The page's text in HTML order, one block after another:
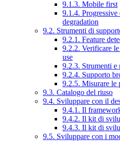
9.1.3. Mobile first
9.1.4. Progressive
degradation
9.2. Strumenti di
9.2.1. Feature
9.2.2. Verificare
use
9.2.3. Strumenti e
9.2.4. Supporto
9.2.5. Misurare le
9.3. Catalogo del riuso
9.4. Sviluppare con il
9.4.1. Il
9.4.2. Il kit di
9.4.3. Il kit di
9.5. Sviluppare con i